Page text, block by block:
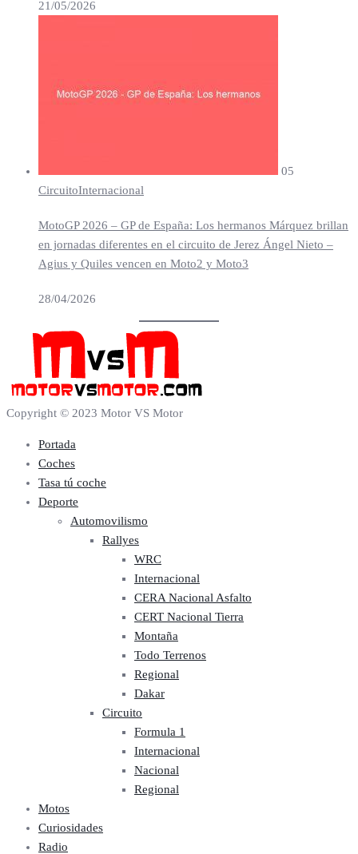
21/05/2026
05
CircuitoInternacional
MotoGP 2026 – GP de España: Los hermanos Márquez brillan
en jornadas diferentes en el circuito de Jerez Ángel Nieto –
Agius y Quiles vencen en Moto2 y Moto3
28/04/2026
Copyright © 2023 Motor VS Motor
Portada
Coches
Tasa tú coche
Deporte
Automovilismo
Rallyes
WRC
Internacional
CERA Nacional Asfalto
CERT Nacional Tierra
Montaña
Todo Terrenos
Regional
Dakar
Circuito
Formula 1
Internacional
Nacional
Regional
Motos
Curiosidades
Radio